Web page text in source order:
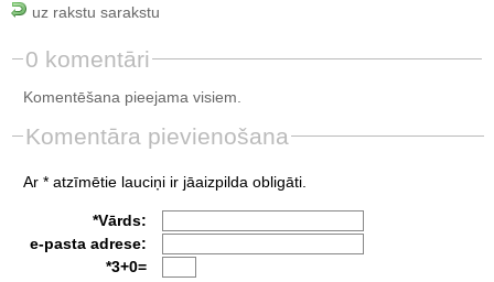
uz rakstu sarakstu
0 komentāri
Komentēšana pieejama visiem.
Komentāra pievienošana
Ar * atzīmētie lauciņi ir jāaizpilda obligāti.
*Vārds:
e-pasta adrese:
*3+0=